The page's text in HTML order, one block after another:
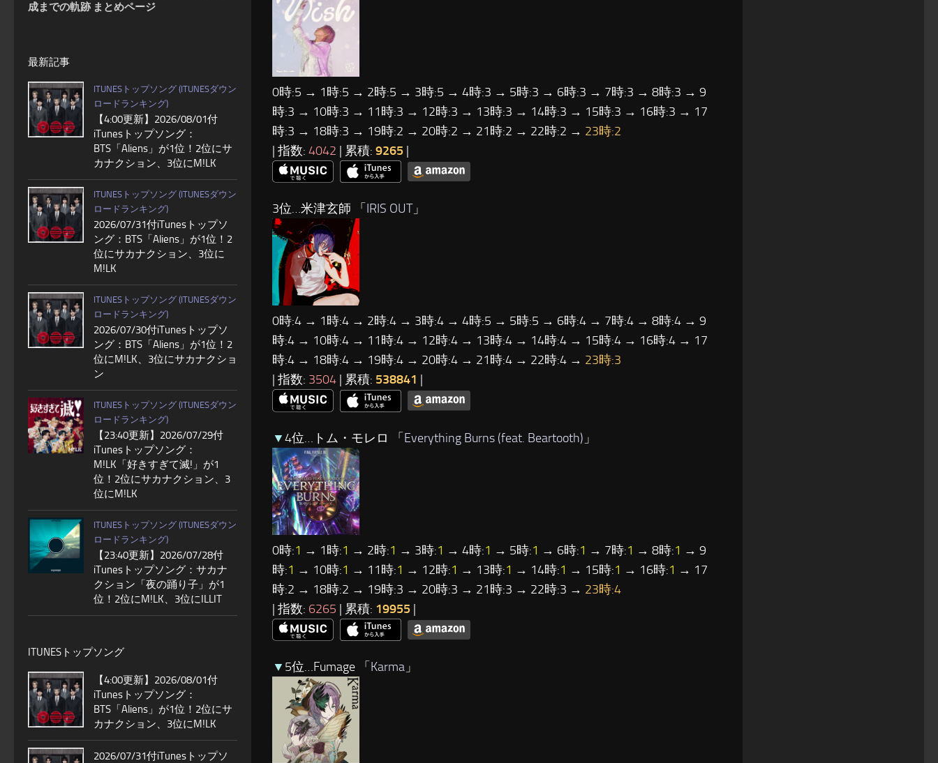
0時:5 → 1時:5 → 2時:5 → 3時:5 → 4時:3 → 5時:3 → 6時:3 → 7時:3 → 8時:3 → 9
時:3 → 10時:3 → 11時:3 → 12時:3 → 13時:3 → 14時:3 → 15時:3 → 16時:3 → 17
時:3 → 18時:3 → 19時:2 → 20時:2 → 21時:2 → 22時:2 → 23時:2
| 指数: 4042 | 累積: 9265 |
3位…米津玄師 「 IRIS OUT」
0時:4 → 1時:4 → 2時:4 → 3時:4 → 4時:5 → 5時:5 → 6時:4 → 7時:4 → 8時:4 → 9
時:4 → 10時:4 → 11時:4 → 12時:4 → 13時:4 → 14時:4 → 15時:4 → 16時:4 → 17
時:4 → 18時:4 → 19時:4 → 20時:4 → 21時:4 → 22時:4 → 23時:3
| 指数: 3504 | 累積: 538841 |
▼4位…トム・モレロ 「Everything Burns (feat. Beartooth) 」
0時:1 → 1時:1 → 2時:1 → 3時:1 → 4時:1 → 5時:1 → 6時:1 → 7時:1 → 8時:1 → 9
時:1 → 10時:1 → 11時:1 → 12時:1 → 13時:1 → 14時:1 → 15時:1 → 16時:1 → 17
時:2 → 18時:2 → 19時:3 → 20時:3 → 21時:3 → 22時:3 → 23時:4
| 指数: 6265 | 累積: 19955 |
▼ 5位…Fumage 「 Karma 」
成までの軌跡 まとめページ
最新記事
ITUNESトップソング (ITUNESダウン
ロードランキング)
【4:00更新】2026/08/01付
iTunesトップソング：
BTS「Aliens」が1位！2位にサ
カナクション、3位にM!LK
ITUNESトップソング (ITUNESダウン
ロードランキング)
2026/07/31付iTunesトップソ
ング：BTS「Aliens」が1位！2
位にサカナクション、3位に
M!LK
ITUNESトップソング (ITUNESダウン
ロードランキング)
2026/07/30付iTunesトップソ
ング：BTS「Aliens」が1位！2
位にM!LK、3位にサカナクショ
ン
ITUNESトップソング (ITUNESダウン
ロードランキング)
【23:40更新】2026/07/29付
iTunesトップソング：
M!LK「好きすぎて滅!」が1
位！2位にサカナクション、3
位にM!LK
ITUNESトップソング (ITUNESダウン
ロードランキング)
【23:40更新】2026/07/28付
iTunesトップソング：サカナ
クション「夜の踊り子」が1
位！2位にM!LK、3位にILLIT
ITUNESトップソング
【4:00更新】2026/08/01付
iTunesトップソング：
BTS「Aliens」が1位！2位にサ
カナクション、3位にM!LK
2026/07/31付iTunesトップソ